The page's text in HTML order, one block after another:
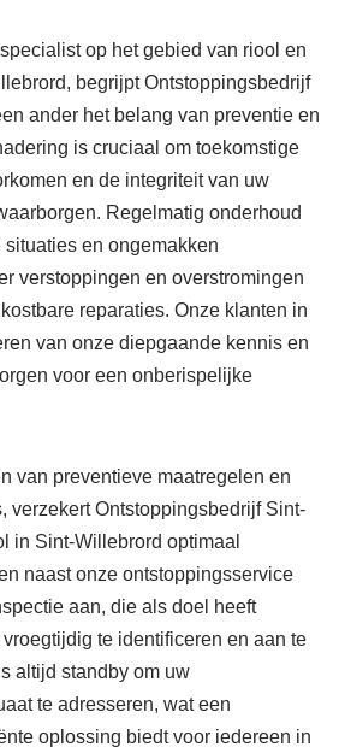
op het gebied van riool en
begrijpt Ontstoppingsbedrijf
ander het belang van preventie en
is cruciaal om toekomstige
en de integriteit van uw
Regelmatig onderhoud
en ongemakken
verstoppingen en overstromingen
reparaties. Onze klanten in
van onze diepgaande kennis en
voor een onberispelijke
van preventieve maatregelen en
verzekert Ontstoppingsbedrijf Sint-
in Sint-Willebrord optimaal
naast onze ontstoppingsservice
aan, die als doel heeft
te identificeren en aan te
altijd standby om uw
te adresseren, wat een
oplossing biedt voor iedereen in